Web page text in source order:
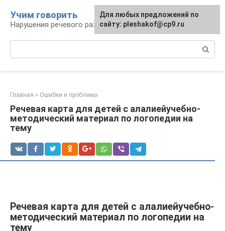
контенту
Учим говорить
Нарушения речевого развития
Главная » Ошибки и проблемы
Речевая карта для детей с алалиейучебно-
методический материал по логопедии на
тему
Речевая карта для детей с алалиейучебно-
методический материал по логопедии на
тему
Для любых предложений по
сайту: pleshakof@cp9.ru